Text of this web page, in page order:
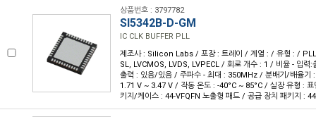
상품번호 : 3797782
SI5342B-D-GM
IC CLK BUFFER PLL
제조사 : Silicon Labs / 포장 : 트레이 / 계열 : / 유형 : /
SL, LVCMOS, LVDS, LVPECL / 회로 개수 : 1 / 비율 - 입력:
출력 : 있음/있음 / 주파수 - 최대 : 350MHz / 분배기/배율기
1.71 V ~ 3.47 V / 작동 온도 : -40°C ~ 85°C / 실장 유형 :
키지/케이스 : 44-VFQFN 노출형 패드 / 공급 장치 패키지 :